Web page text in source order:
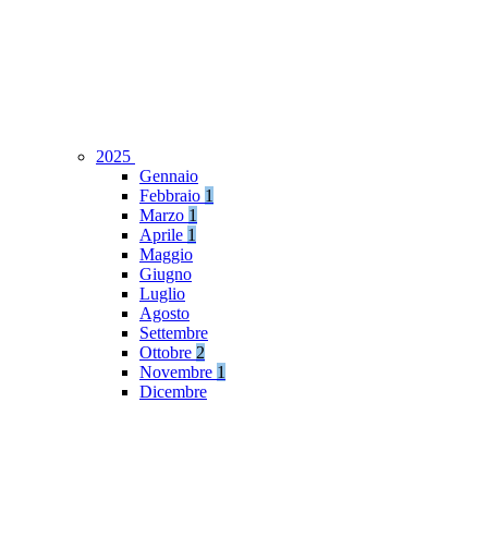
2025
Gennaio
Febbraio 1
Marzo 1
Aprile 1
Maggio
Giugno
Luglio
Agosto
Settembre
Ottobre 2
Novembre 1
Dicembre